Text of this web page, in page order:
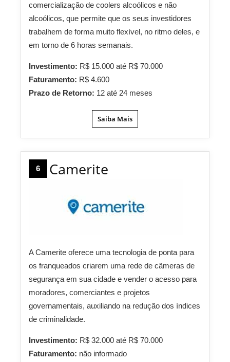
comercialização de coolers alcoólicos e não
alcoólicos, que permite que os seus investidores
trabalhem de forma muito flexível, no ritmo deles, e
em torno de 6 horas semanais.
Investimento: R$ 15.000 até R$ 70.000
Faturamento: R$ 4.600
Prazo de Retorno: 12 até 24 meses
Saiba Mais
6 Camerite
A Camerite oferece uma tecnologia de ponta para
os franqueados criarem uma rede de câmeras de
segurança em sua cidade e vender o acesso para
moradores, comerciantes e projetos
governamentais, auxiliando na redução dos índices
de criminalidade.
Investimento: R$ 32.000 até R$ 70.000
Faturamento: não informado